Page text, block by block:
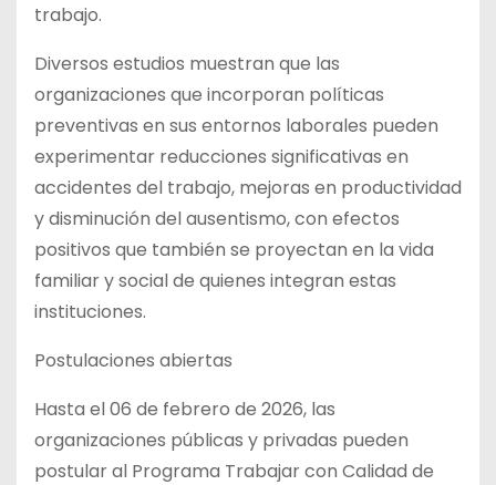
trabajo.
Diversos estudios muestran que las
organizaciones que incorporan políticas
preventivas en sus entornos laborales pueden
experimentar reducciones significativas en
accidentes del trabajo, mejoras en productividad
y disminución del ausentismo, con efectos
positivos que también se proyectan en la vida
familiar y social de quienes integran estas
instituciones.
Postulaciones abiertas
Hasta el 06 de febrero de 2026, las
organizaciones públicas y privadas pueden
postular al Programa Trabajar con Calidad de